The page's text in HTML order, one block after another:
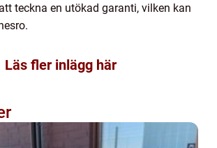
teckna en utökad garanti, vilken kan
Läs fler inlägg här